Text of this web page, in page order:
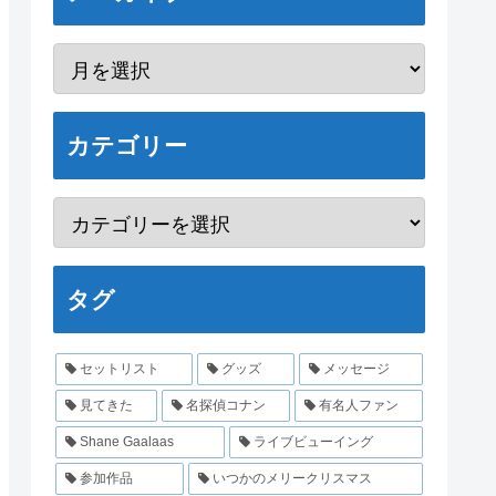
カテゴリー
タグ
セットリスト グッズ メッセージ
見てきた 名探偵コナン 有名人ファン
Shane Gaalaas ライブビューイング
参加作品 いつかのメリークリスマス